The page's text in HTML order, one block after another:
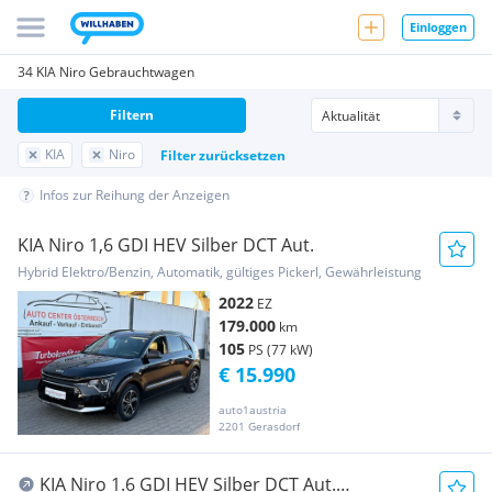
Einloggen
34 KIA Niro Gebrauchtwagen
KIA Niro Filter zurücksetzen
Filtern
Infos zur Reihung der Anzeigen
KIA Niro 1,6 GDI HEV Silber DCT Aut.
Hybrid Elektro/Benzin, Automatik, gültiges Pickerl, Gewährleistung
2022 EZ
179.000 km
105 PS (77 kW)
auto1austria
2201 Gerasdorf
€ 15.990
KIA Niro 1.6 GDI HEV Silber DCT Aut.